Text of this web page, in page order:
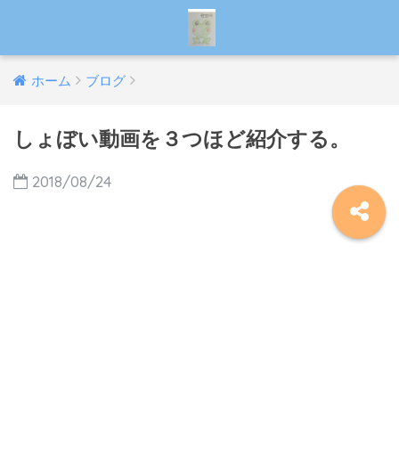
ホーム ブログ
しょぼい動画を３つほど紹介する。
2018/08/24